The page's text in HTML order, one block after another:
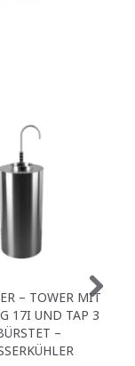
– TOWER MIT
17I UND TAP 3
–